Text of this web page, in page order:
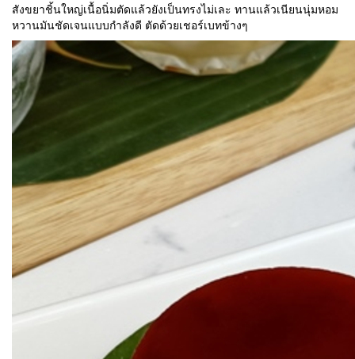
สังขยาชิ้นใหญ่เนื้อนิ่มตัดแล้วยังเป็นทรงไม่เละ ทานแล้วเนียนนุ่มหอม
หวานมันชัดเจนแบบกำลังดี ตัดด้วยเชอร์เบทข้างๆ